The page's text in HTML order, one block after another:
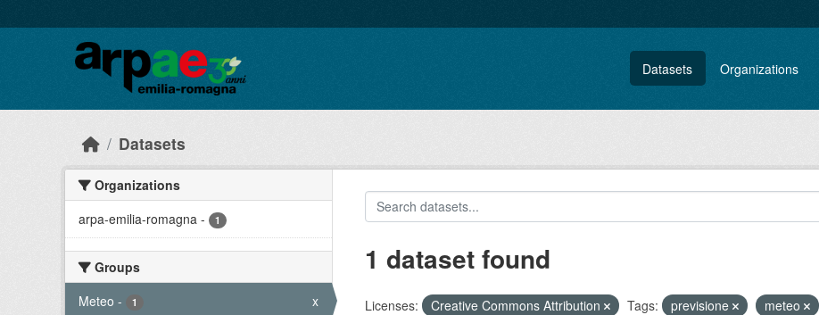
Datasets Organizations
Datasets
Organizations
arpa-emilia-romagna - 1
Groups
Meteo - 1 x
1 dataset found
Licenses: Creative Commons Attribution Tags: previsione
meteo